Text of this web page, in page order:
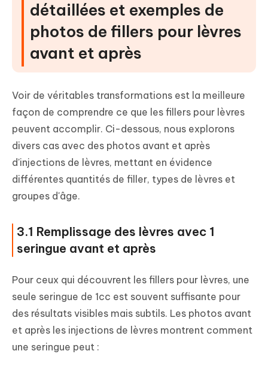
détaillées et exemples de
photos de fillers pour lèvres
avant et après
Voir de véritables transformations est la meilleure
façon de comprendre ce que les fillers pour lèvres
peuvent accomplir. Ci-dessous, nous explorons
divers cas avec des photos avant et après
d'injections de lèvres, mettant en évidence
différentes quantités de filler, types de lèvres et
groupes d'âge.
3.1 Remplissage des lèvres avec 1
seringue avant et après
Pour ceux qui découvrent les fillers pour lèvres, une
seule seringue de 1cc est souvent suffisante pour
des résultats visibles mais subtils. Les photos avant
et après les injections de lèvres montrent comment
une seringue peut :